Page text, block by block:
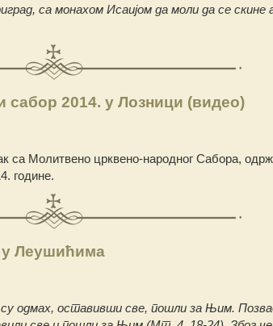
са монахом Исаијом да моли да се скине
2014. у Лозници (видео)
са Молитвено црквено-народног Сабора,
године.
у Леушићима
су одмах, оставивши све, пошли за Њим.